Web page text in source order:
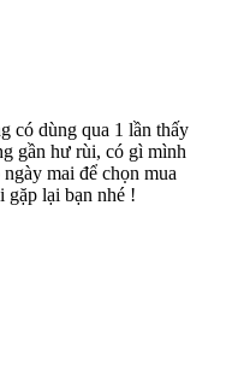
có dùng qua 1 lần thấy
gần hư rùi, có gì mình
mai để chọn mua
gặp lại bạn nhé !